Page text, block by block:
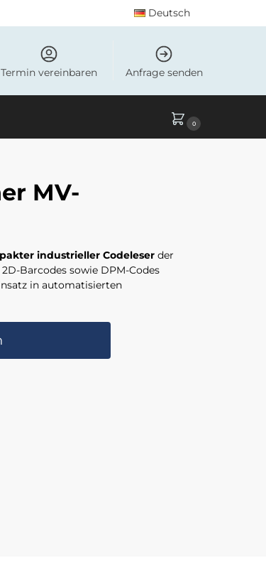
Deutsch
Termin vereinbaren Anfrage senden
0
MV-
industrieller Codeleserder
Barcodes sowie DPM-Codes
in automatisierten